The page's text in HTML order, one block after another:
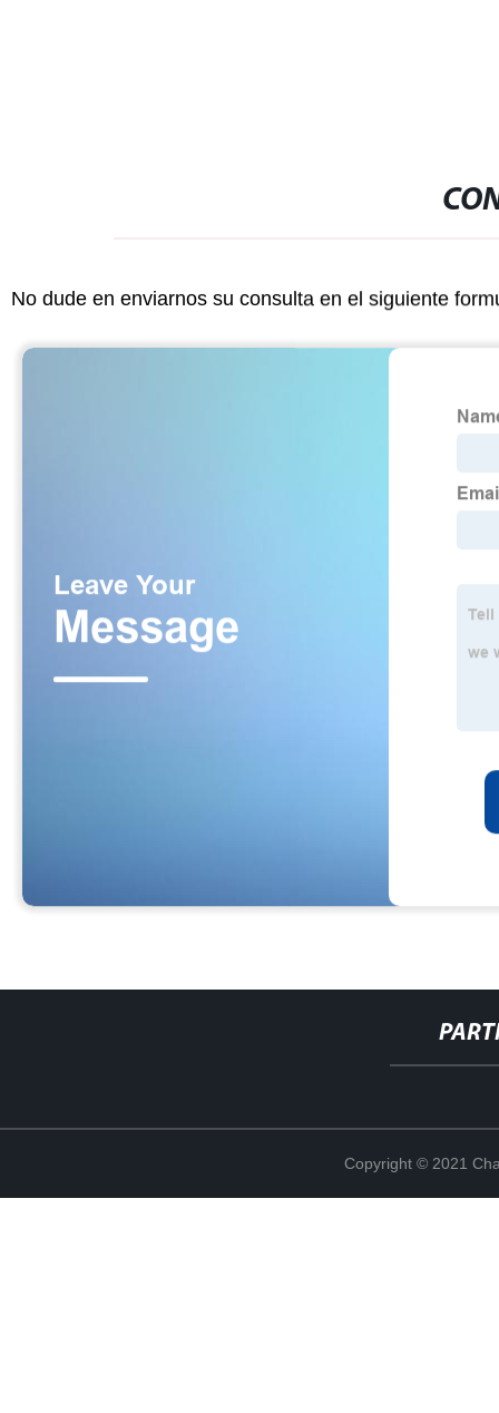
No dude en enviarnos su consulta en el siguiente
Copyright © 2021